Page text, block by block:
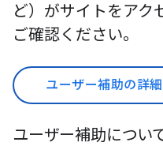
ど）がサイトをアク
ご確認ください。
ユーザー補助の詳細
ユーザー補助につい